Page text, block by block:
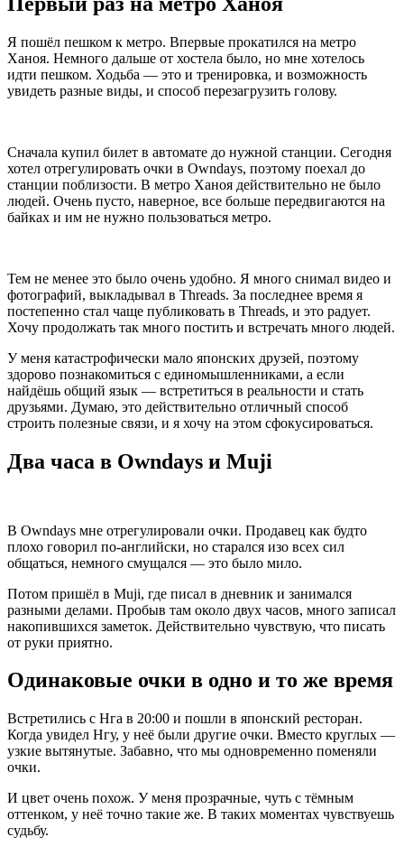
Я пошёл пешком к метро. Впервые прокатился на метро
Ханоя. Немного дальше от хостела было, но мне хотелось
идти пешком. Ходьба — это и тренировка, и возможность
увидеть разные виды, и способ перезагрузить голову.
Сначала купил билет в автомате до нужной станции. Сегодня
хотел отрегулировать очки в Owndays, поэтому поехал до
станции поблизости. В метро Ханоя действительно не было
людей. Очень пусто, наверное, все больше передвигаются на
байках и им не нужно пользоваться метро.
Тем не менее это было очень удобно. Я много снимал видео и
фотографий, выкладывал в Threads. За последнее время я
постепенно стал чаще публиковать в Threads, и это радует.
Хочу продолжать так много постить и встречать много людей.
У меня катастрофически мало японских друзей, поэтому
здорово познакомиться с единомышленниками, а если
найдёшь общий язык — встретиться в реальности и стать
друзьями. Думаю, это действительно отличный способ
строить полезные связи, и я хочу на этом сфокусироваться.
Два часа в Owndays и Muji
В Owndays мне отрегулировали очки. Продавец как будто
плохо говорил по-английски, но старался изо всех сил
общаться, немного смущался — это было мило.
Потом пришёл в Muji, где писал в дневник и занимался
разными делами. Пробыв там около двух часов, много записал
накопившихся заметок. Действительно чувствую, что писать
от руки приятно.
Одинаковые очки в одно и то же время
Встретились с Нга в 20:00 и пошли в японский ресторан.
Когда увидел Нгу, у неё были другие очки. Вместо круглых —
узкие вытянутые. Забавно, что мы одновременно поменяли
очки.
И цвет очень похож. У меня прозрачные, чуть с тёмным
оттенком, у неё точно такие же. В таких моментах чувствуешь
судьбу.